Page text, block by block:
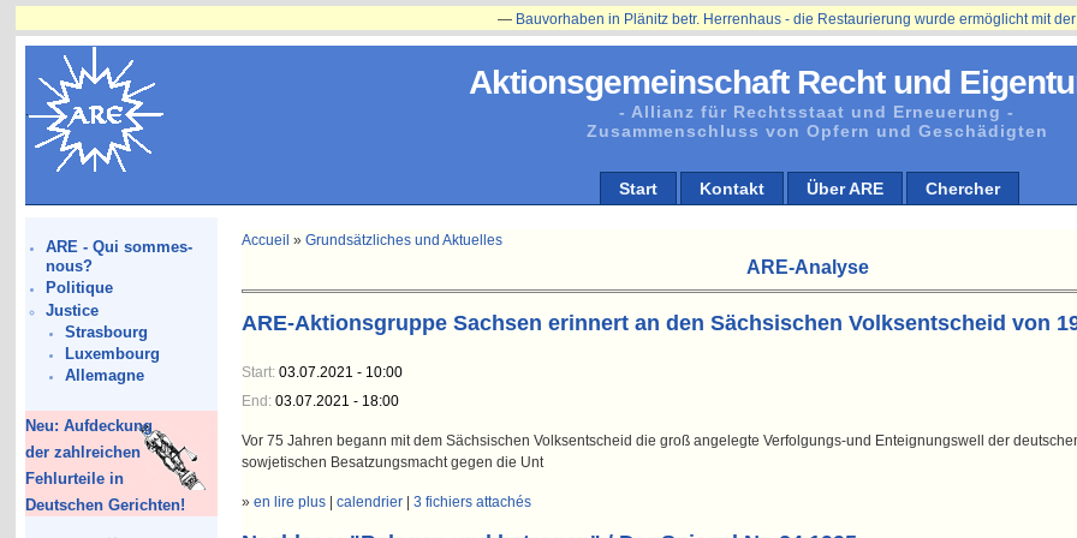
Aktionsgemeinschaft Recht und
- Allianz für Rechtsstaat und Erneuerung -
Zusammenschluss von Opfern und Geschädigten
Start Kontakt Über ARE Chercher
ARE - Qui sommes-
nous?
Politique
Justice
Strasbourg
Luxembourg
Allemagne
Neu: Aufdeckung
der zahlreichen
Fehlurteile in
Deutschen Gerichten!
Bauvorhaben in Plänitz betr. Herrenhaus - die Restaurierung wurde ermöglicht mit der
Accueil »Grundsätzliches und Aktuelles
ARE-Analyse
ARE-Aktionsgruppe Sachsen erinnert an den Sächsischen Volksentscheid von
Start:03.07.2021 - 10:00
End:03.07.2021 - 18:00
Vor 75 Jahren begann mit dem Sächsischen Volksentscheid die groß angelegte Verfolgungs-und Enteignungswell der
sowjetischen Besatzungsmacht gegen die Unt
»en lire plus |calendrier |3 fichiers attachés